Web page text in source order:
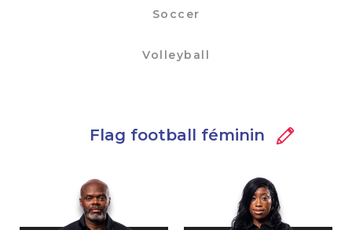
Soccer
Volleyball
Flag football féminin